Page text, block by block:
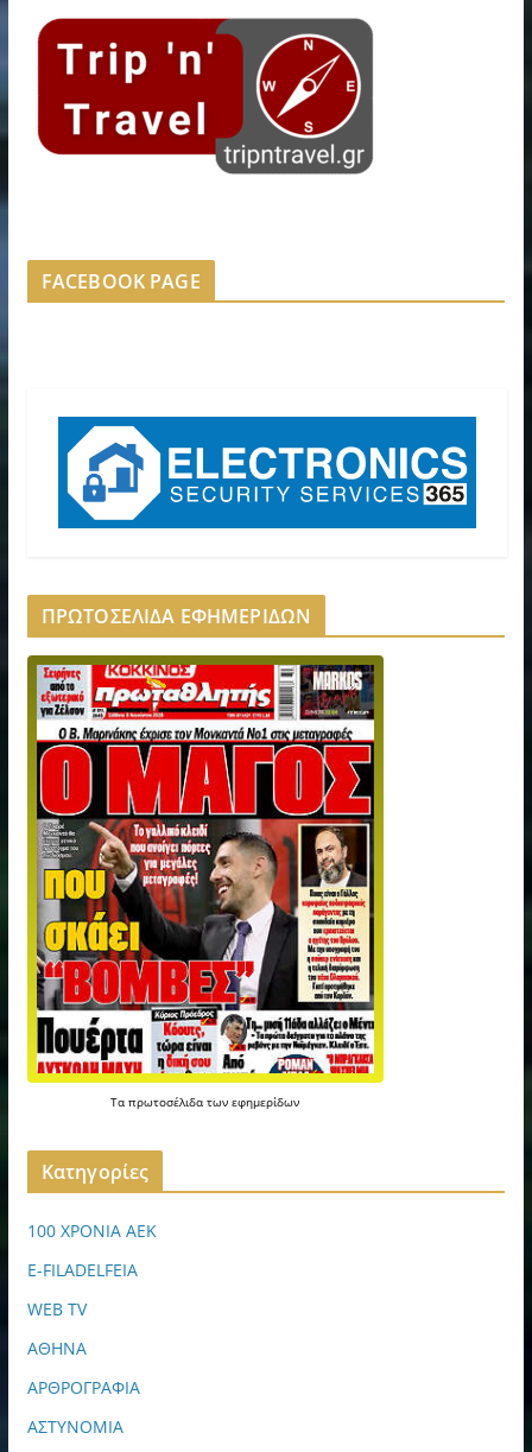
FACEBOOK PAGE
ΠΡΩΤΟΣΕΛΙΔΑ ΕΦΗΜΕΡΙΔΩΝ
Ταπρωτοσέλιδατωνεφημερίδων
Kατηγορίες
100 ΧΡΟΝΙΑ ΑΕΚ
E-FILADELFEIA
WEB TV
ΑΘΗΝΑ
ΑΡΘΡΟΓΡΑΦΙΑ
ΑΣΤΥΝΟΜΙΑ